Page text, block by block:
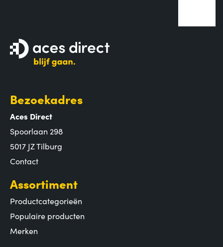
Bezoekadres
Aces Direct
Spoorlaan 298
5017 JZ Tilburg
Contact
Assortiment
Productcategorieën
Populaire producten
Merken